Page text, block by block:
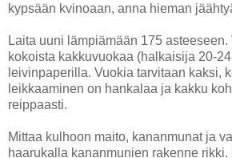
kypsään kvinoaan, anna hieman
Laita uuni lämpiämään 175
kokoista kakkuvuokaa (halkaisija 20-
leivinpaperilla. Vuokia tarvitaan kaksi,
leikkaaminen on hankalaa ja kakku
reippaasti.
Mittaa kulhoon maito, kananmunat ja
haarukalla kananmunien rakenne